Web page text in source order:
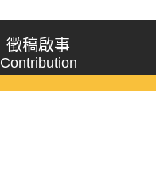
徵稿啟事
Contribution